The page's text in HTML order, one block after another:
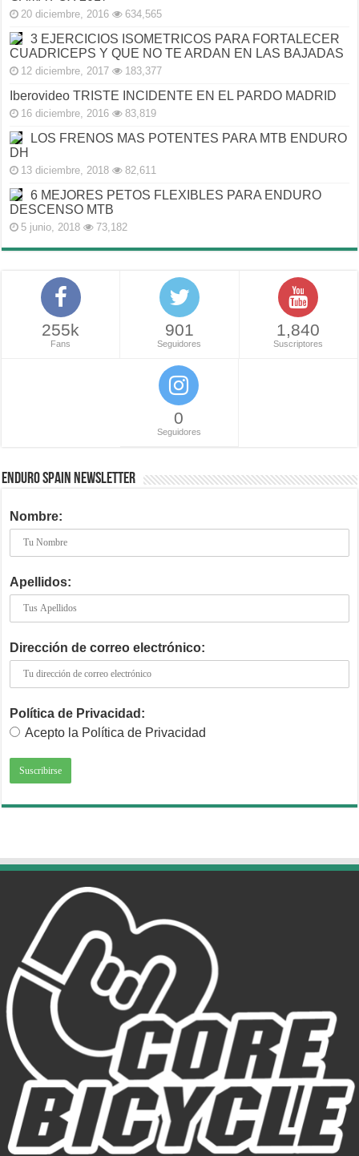
20 diciembre, 2016 634,565
3 EJERCICIOS ISOMETRICOS PARA FORTALECER
CUADRICEPS Y QUE NO TE ARDAN EN LAS BAJADAS
12 diciembre, 2017 183,377
Iberovideo TRISTE INCIDENTE EN EL PARDO MADRID
16 diciembre, 2016 83,819
LOS FRENOS MAS POTENTES PARA MTB ENDURO
DH
13 diciembre, 2018 82,611
6 MEJORES PETOS FLEXIBLES PARA ENDURO
DESCENSO MTB
5 junio, 2018 73,182
255k
Fans
901
Seguidores
1,840
Suscriptores
0
Seguidores
ENDURO SPAIN NEWSLETTER
Nombre:
Apellidos:
Dirección de correo electrónico:
Política de Privacidad:
Acepto la Política de Privacidad